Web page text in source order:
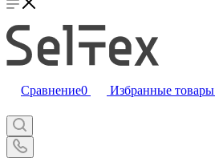
Сравнение0 Избранные товары